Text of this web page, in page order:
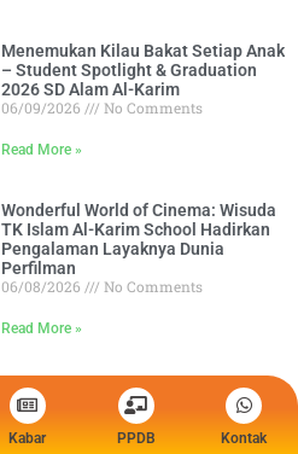
Menemukan Kilau Bakat Setiap Anak
– Student Spotlight & Graduation
2026 SD Alam Al-Karim
06/09/2026
No Comments
Read More »
Wonderful World of Cinema: Wisuda
TK Islam Al-Karim School Hadirkan
Pengalaman Layaknya Dunia
Perfilman
06/08/2026
No Comments
Read More »
Kabar PPDB Kontak